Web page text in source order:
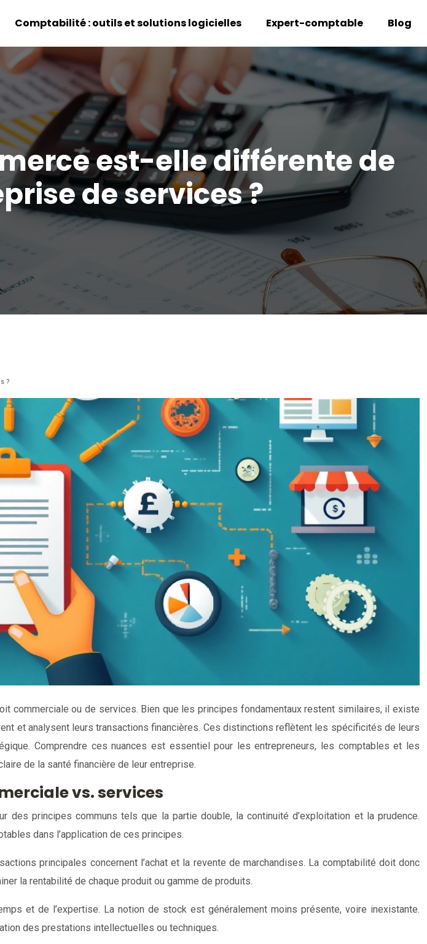
Comptabilité : outils et solutions logicielles Expert-comptable Blog
est-elle différente de
de services ?
?
commerciale ou de services. Bien que les principes fondamentaux restent similaires, il existe
et analysent leurs transactions financières. Ces distinctions reflètent les spécificités de leurs
Comprendre ces nuances est essentiel pour les entrepreneurs, les comptables et les
de la santé financière de leur entreprise.
vs. services
principes communs tels que la partie double, la continuité d’exploitation et la prudence.
dans l’application de ces principes.
principales concernent l’achat et la revente de marchandises. La comptabilité doit donc
la rentabilité de chaque produit ou gamme de produits.
et de l’expertise. La notion de stock est généralement moins présente, voire inexistante.
des prestations intellectuelles ou techniques.